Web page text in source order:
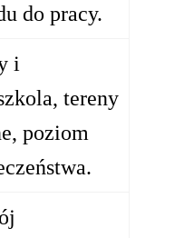
do pracy.
i
tereny
poziom